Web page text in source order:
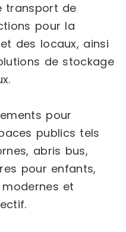
transport de
pour la
des locaux, ainsi
de stockage
pour
publics tels
abris bus,
pour enfants,
et